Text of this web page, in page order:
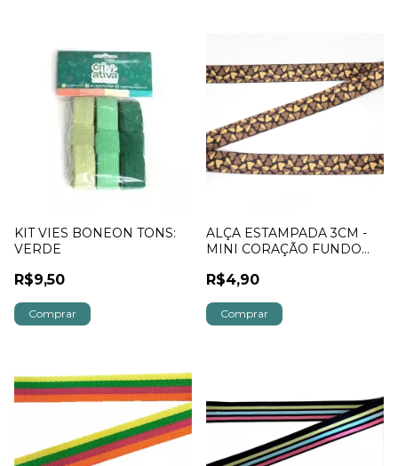
KIT VIES BONEON TONS:
VERDE
R$9,50
ALÇA ESTAMPADA 3CM -
MINI CORAÇÃO FUNDO
R$4,90